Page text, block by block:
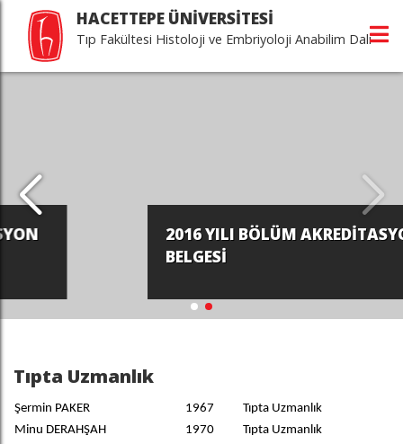
HACETTEPE ÜNİVERSİTESİ
Tıp Fakültesi Histoloji ve Embriyoloji Anabilim Dalı
2016 YILI BÖLÜM AKREDİTASYON
Tıpta Uzmanlık
Şermin PAKER 1967
Tıpta Uzmanlık
Minu DERAHŞAH
1970
Tıpta Uzmanlık